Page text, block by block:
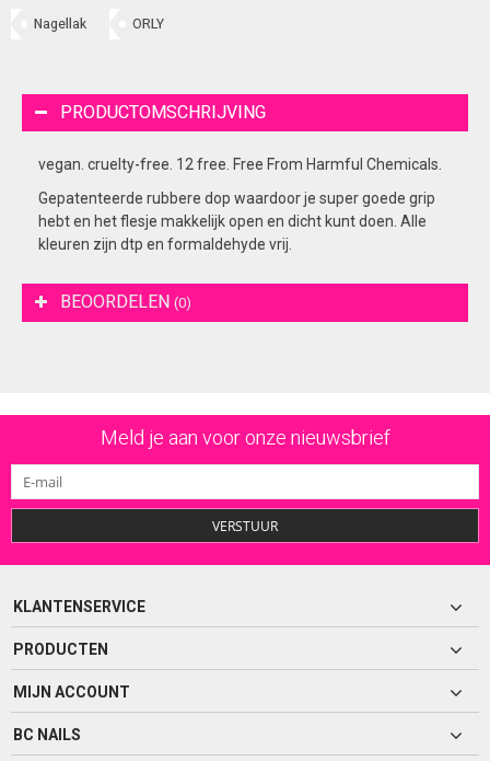
Nagellak ORLY
PRODUCTOMSCHRIJVING
vegan. cruelty-free. 12 free. Free From Harmful Chemicals.
Gepatenteerde rubbere dop waardoor je super goede grip
hebt en het flesje makkelijk open en dicht kunt doen. Alle
kleuren zijn dtp en formaldehyde vrij.
BEOORDELEN (0)
Meld je aan voor onze nieuwsbrief
VERSTUUR
KLANTENSERVICE
PRODUCTEN
MIJN ACCOUNT
BC NAILS